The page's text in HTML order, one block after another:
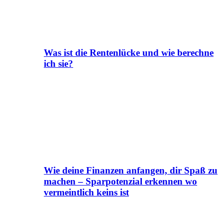
Was ist die Rentenlücke und wie berechne
ich sie?
Wie deine Finanzen anfangen, dir Spaß zu
machen – Sparpotenzial erkennen wo
vermeintlich keins ist